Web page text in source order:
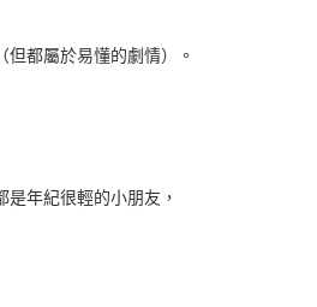
都屬於易懂的劇情）。
年紀很輕的小朋友，